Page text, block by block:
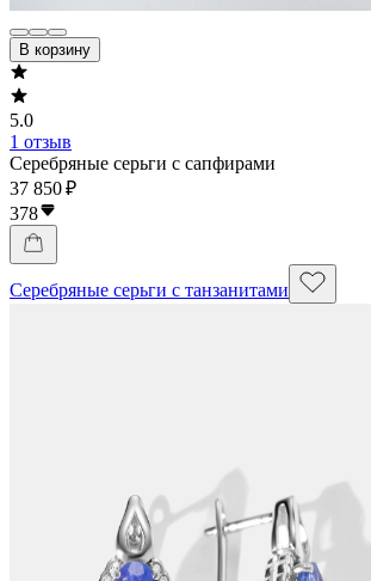
В корзину
5.0
1 отзыв
Серебряные серьги с сапфирами
37 850 ₽
378
Серебряные серьги с танзанитами